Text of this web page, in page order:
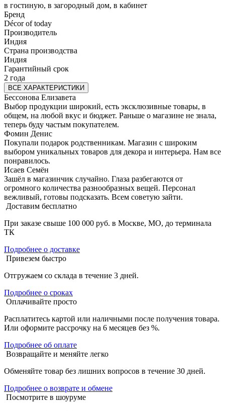
в гостиную, в загородный дом, в кабинет
Бренд
Décor of today
Производитель
Индия
Страна производства
Индия
Гарантийный срок
2 года
ВСЕ ХАРАКТЕРИСТИКИ
Бессонова Елизавета
Выбор продукции широкий, есть эксклюзивные товары, в
общем, на любой вкус и бюджет. Раньше о магазине не знала,
теперь буду частым покупателем.
Фомин Денис
Покупали подарок родственникам. Магазин с широким
выбором уникальных товаров для декора и интерьера. Нам все
понравилось.
Исаев Семён
Зашёл в магазинчик случайно. Глаза разбегаются от
огромного количества разнообразных вещей. Персонал
вежливый, готовы подсказать. Всем советую зайти.
Доставим бесплатно
При заказе свыше 100 000 руб. в Москве, МО, до терминала
ТК
Подробнее о доставке
Привезем быстро
Отгружаем со склада в течение 3 дней.
Подробнее о сроках
Оплачивайте просто
Расплатитесь картой или наличными после получения товара.
Или оформите рассрочку на 6 месяцев без %.
Подробнее об оплате
Возвращайте и меняйте легко
Обменяйте товар без лишних вопросов в течение 30 дней.
Подробнее о возврате и обмене
Посмотрите в шоуруме